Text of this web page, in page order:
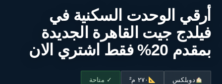
أرقي الوحدت السكنية في
فيلدج جيت القاهرة الجديدة
بمقدم 20% فقط اشتري الان
دوبلكس ٢٧٠ م² ✓ متاحة